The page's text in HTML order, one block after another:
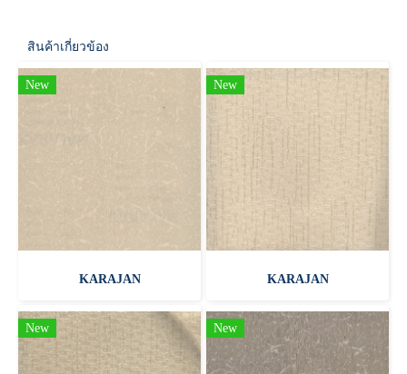
สินค้าเกี่ยวข้อง
New
KARAJAN
New
KARAJAN
New New